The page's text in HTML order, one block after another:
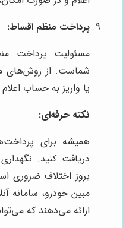
پرداخت منظم اقساط:
مسئولیت پرداخت
شماست. از روش‌های
یا واریز به حساب
نکته حرفه‌ای:
همیشه برای
دریافت کنید.
بروز اختلاف ضروری
مبین خودرو، سامانه
ارائه می‌دهند که